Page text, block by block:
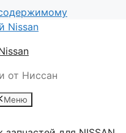
от Ниссан
Меню